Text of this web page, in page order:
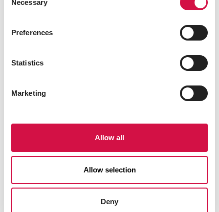
Selection
Necessary
Preferences
Statistics
Marketing
Allow all
Allow selection
Deny